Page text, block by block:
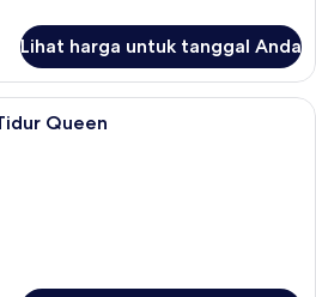
Lihat harga untuk tanggal Anda
Queen